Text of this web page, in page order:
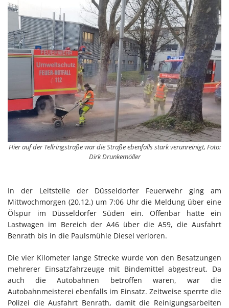
Hier auf der Tellringstraße war die Straße ebenfalls stark verunreinigt, Foto:
Dirk Drunkemöller
In der Leitstelle der Düsseldorfer Feuerwehr ging am
Mittwochmorgen (20.12.) um 7:06 Uhr die Meldung über eine
Ölspur im Düsseldorfer Süden ein. Offenbar hatte ein
Lastwagen im Bereich der A46 über die A59, die Ausfahrt
Benrath bis in die Paulsmühle Diesel verloren.
Die vier Kilometer lange Strecke wurde von den Besatzungen
mehrerer Einsatzfahrzeuge mit Bindemittel abgestreut. Da
auch die Autobahnen betroffen waren, war die
Autobahnmeisterei ebenfalls im Einsatz. Zeitweise sperrte die
Polizei die Ausfahrt Benrath, damit die Reinigungsarbeiten